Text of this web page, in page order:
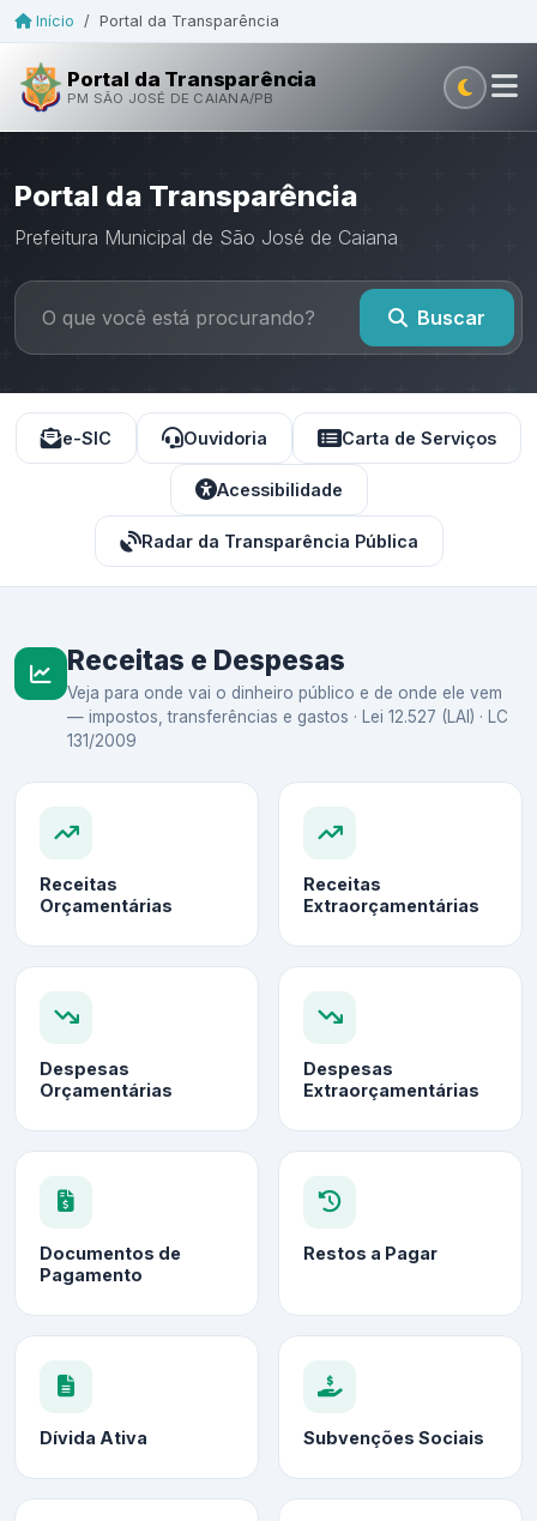
Início / Portal da Transparência
Portal da Transparência
PM SÃO JOSÉ DE CAIANA/PB
Portal da Transparência
Prefeitura Municipal de São José de Caiana
Buscar
e-SIC Ouvidoria Carta de Serviços
Acessibilidade
Radar da Transparência Pública
Receitas e Despesas
Veja para onde vai o dinheiro público e de onde ele vem
— impostos, transferências e gastos · Lei 12.527 (LAI) · LC
131/2009
Receitas
Orçamentárias
Receitas
Extraorçamentárias
Despesas
Orçamentárias
Despesas
Extraorçamentárias
Documentos de
Pagamento
Restos a Pagar
Dívida Ativa Subvenções Sociais